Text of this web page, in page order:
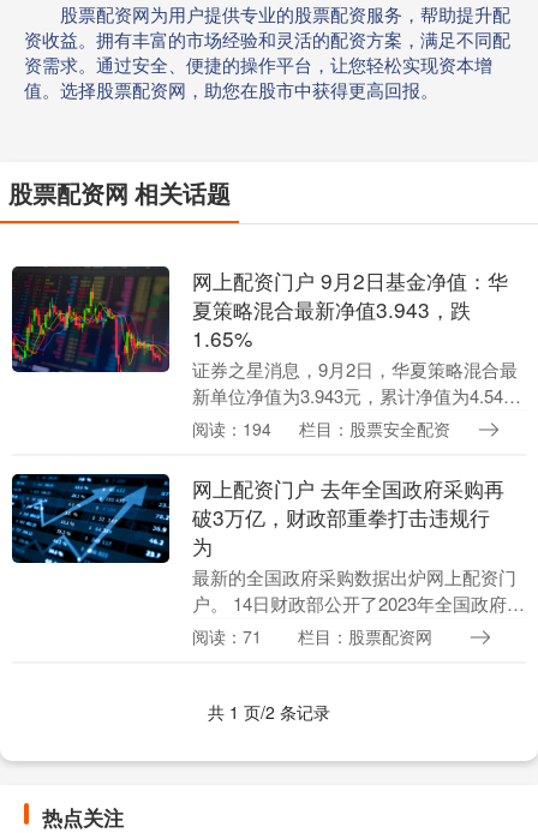
股票配资网为用户提供专业的股票配资服务，帮助提升配
资收益。拥有丰富的市场经验和灵活的配资方案，满足不同配
资需求。通过安全、便捷的操作平台，让您轻松实现资本增
值。选择股票配资网，助您在股市中获得更高回报。
股票配资网 相关话题
网上配资门户 9月2日基金净值：华
夏策略混合最新净值3.943，跌
1.65%
证券之星消息，9月2日，华夏策略混合最
新单位净值为3.943元，累计净值为4.543
元，较前一交易日下跌1.65%。历史数据
阅读：194 栏目：股票安全配资
网上配资门户 去年全国政府采购再
破3万亿，财政部重拳打击违规行
为
最新的全国政府采购数据出炉网上配资门
户。 14日财政部公开了2023年全国政府采
购简要情况。2023年全国政府采购规模为
阅读：71 栏目：股票配资网
共 1 页/2 条记录
热点关注